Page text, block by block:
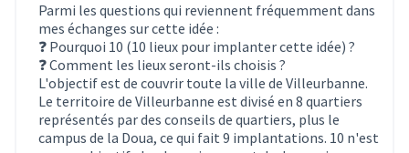
Parmi les questions qui reviennent fréquemment dans
mes échanges sur cette idée :
❓ Pourquoi 10 (10 lieux pour implanter cette idée) ?
❓ Comment les lieux seront-ils choisis ?
L'objectif est de couvrir toute la ville de Villeurbanne.
Le territoire de Villeurbanne est divisé en 8 quartiers
représentés par des conseils de quartiers, plus le
campus de la Doua, ce qui fait 9 implantations. 10 n'est